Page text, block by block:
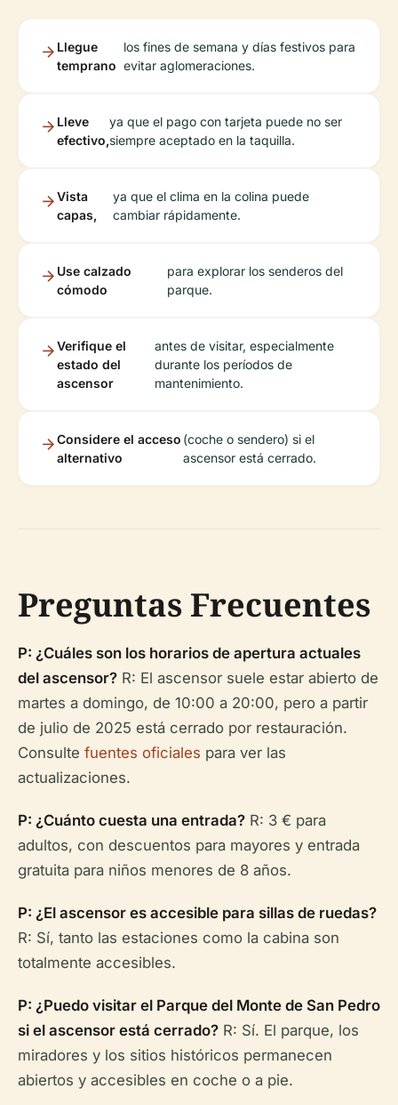
Llegue
temprano
los fines de semana y días festivos para
evitar aglomeraciones.
Lleve
efectivo,
ya que el pago con tarjeta puede no ser
siempre aceptado en la taquilla.
Vista
capas,
ya que el clima en la colina puede
cambiar rápidamente.
Use calzado
cómodo
para explorar los senderos del
parque.
Verifique el
estado del
ascensor
antes de visitar, especialmente
durante los períodos de
mantenimiento.
Considere el acceso
alternativo
(coche o sendero) si el
ascensor está cerrado.
Preguntas Frecuentes
P: ¿Cuáles son los horarios de apertura actuales
del ascensor? R: El ascensor suele estar abierto de
martes a domingo, de 10:00 a 20:00, pero a partir
de julio de 2025 está cerrado por restauración.
Consulte fuentes oficiales para ver las
actualizaciones.
P: ¿Cuánto cuesta una entrada? R: 3 € para
adultos, con descuentos para mayores y entrada
gratuita para niños menores de 8 años.
P: ¿El ascensor es accesible para sillas de ruedas?
R: Sí, tanto las estaciones como la cabina son
totalmente accesibles.
P: ¿Puedo visitar el Parque del Monte de San Pedro
si el ascensor está cerrado? R: Sí. El parque, los
miradores y los sitios históricos permanecen
abiertos y accesibles en coche o a pie.